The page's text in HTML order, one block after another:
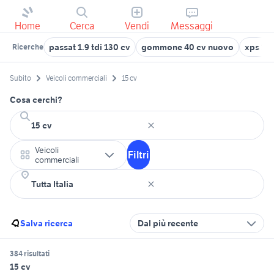
Home Cerca Vendi Messaggi
Ricerche passat 1.9 tdi 130 cv gommone 40 cv nuovo xps 15
Subito Veicoli commerciali 15 cv
Cosa cerchi?
Veicoli
commerciali
Filtri
Salva ricerca Dal più recente
384 risultati
15 cv